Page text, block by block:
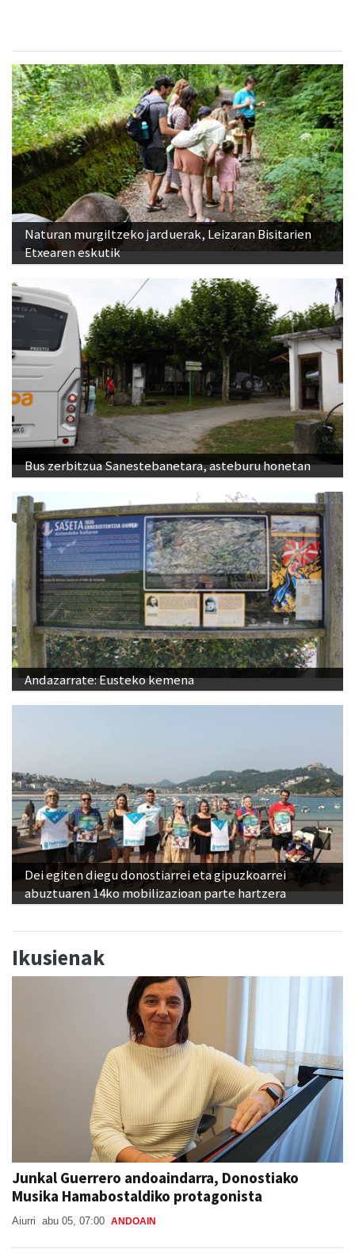
Naturan murgiltzeko jarduerak, Leizaran Bisitarien
Etxearen eskutik
Bus zerbitzua Sanestebanetara, asteburu honetan
Andazarrate: Eusteko kemena
Dei egiten diegu donostiarrei eta gipuzkoarrei
abuztuaren 14ko mobilizazioan parte hartzera
Ikusienak
Junkal Guerrero andoaindarra, Donostiako
Musika Hamabostaldiko protagonista
Aiurri abu 05, 07:00 ANDOAIN